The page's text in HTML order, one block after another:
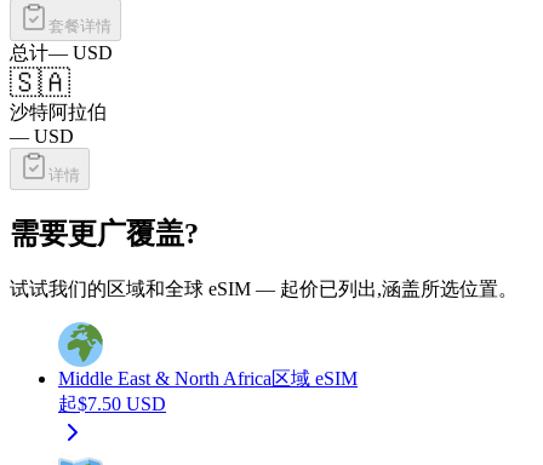
套餐详情
总计— USD
🇸🇦
沙特阿拉伯
— USD
详情
需要更广覆盖?
试试我们的区域和全球 eSIM — 起价已列出,涵盖所选位置。
Middle East & North Africa区域 eSIM
起$7.50 USD